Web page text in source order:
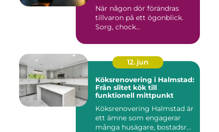
När någon dör förändras
tillvaron på ett ögonblick.
Sorg, chock...
12. jun
Köksrenovering i Halmstad:
Från slitet kök till
funktionell mittpunkt
Köksrenovering Halmstad är
ett ämne som engagerar
många husägare, bostadsr...